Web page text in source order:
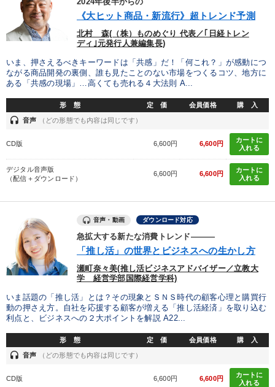
※「更新」を押すと「タグ・キーワード」を更新いただけます。
2024年後半からの
《大ヒット商品・新流行》超トレンド予測
北村 森(（株）ものめぐり 代表／｢日経トレン
ディ｣元発行人兼編集長)
いま、押さえるべきキーワードは「共感」だ！「何これ？」が感動につ
ながる商品開発の裏側、誰も見たことのない市場をつくるコツ、地方に
ある「共感の現場」…高くても売れる４大法則 A...
形 態 定 価 会員価格 購 入
headset 音声 （どの形態でも内容は同じです）
CD版 6,600円 6,600円
カートに
入れる
デジタル音声版
（配信＋ダウンロード）
6,600円 6,600円
カートに
入れる
音声・動画 ダウンロード対応
急拡大する新たな消費トレンド―――
「推し活」の世界とビジネスへの生かし方
瀬町奈々美(推し活ビジネスアドバイザー／立教大
学 経営学部国際経営学科)
いま話題の「推し活」とは？その現象とＳＮＳ時代の顧客心理と購買行
動の押さえ方。自社を応援する顧客が増える「推し活経済」を取り込む
利点と、ビジネスへの２大ポイントを解説 A22...
形 態 定 価 会員価格 購 入
headset 音声 （どの形態でも内容は同じです）
CD版 6,600円 6,600円
カートに
入れる